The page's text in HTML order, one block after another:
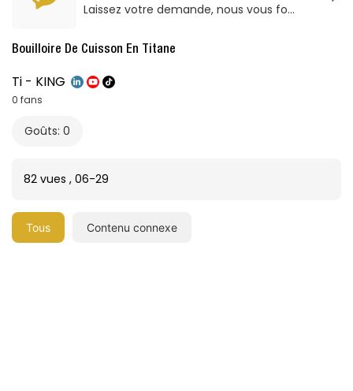
Laissez votre demande, nous vous fournirons des produits et services de qualité!
Bouilloire De Cuisson En Titane
Ti - KING
0 fans
Goûts: 0
82 vues , 06-29
Tous Contenu connexe